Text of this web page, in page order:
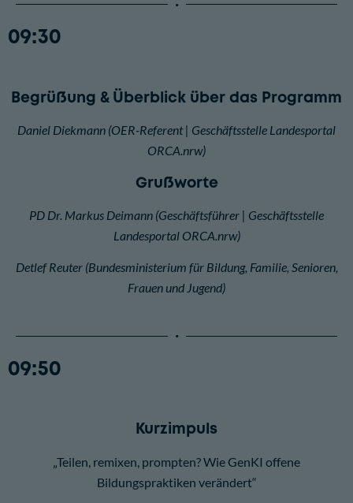
09:30
Begrüßung & Überblick über das Programm
Daniel Diekmann (OER-Referent | Geschäftsstelle Landesportal
ORCA.nrw)
Grußworte
PD Dr. Markus Deimann (Geschäftsführer | Geschäftsstelle
Landesportal ORCA.nrw)
Detlef Reuter (Bundesministerium für Bildung, Familie, Senioren,
Frauen und Jugend)
09:50
Kurzimpuls
„Teilen, remixen, prompten? Wie GenKI offene
Bildungspraktiken verändert“